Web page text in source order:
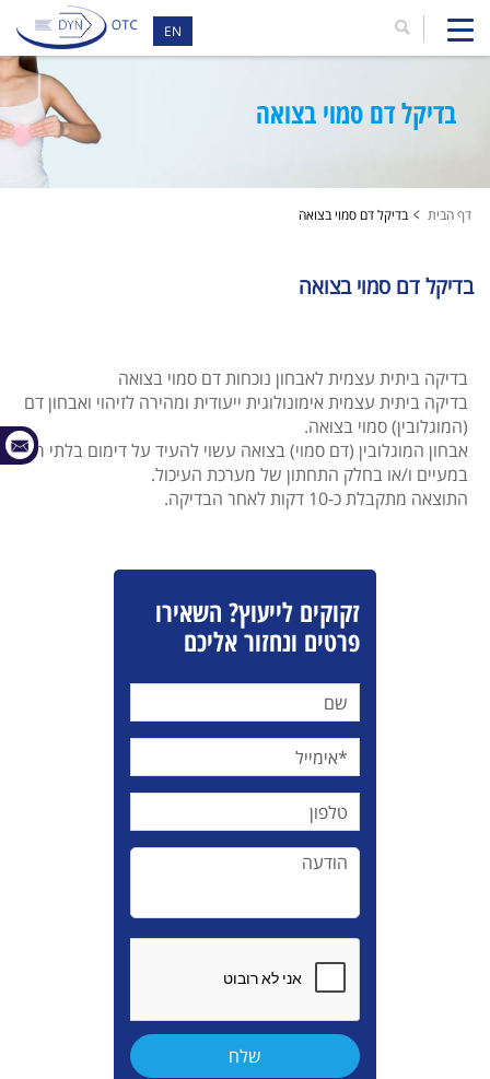
EN
בדיקל דם סמוי בצואה
דף הבית בדיקל דם סמוי בצואה
בדיקל דם סמוי בצואה
בדיקה ביתית עצמית לאבחון נוכחות דם סמוי בצואה
בדיקה ביתית עצמית אימונולוגית ייעודית ומהירה לזיהוי ואבחון דם
(המוגלובין) סמוי בצואה.
אבחון המוגלובין (דם סמוי) בצואה עשוי להעיד על דימום בלתי רצוי
במעיים ו/או בחלק התחתון של מערכת העיכול.
התוצאה מתקבלת כ-10 דקות לאחר הבדיקה.
זקוקים לייעוץ? השאירו
פרטים ונחזור אליכם